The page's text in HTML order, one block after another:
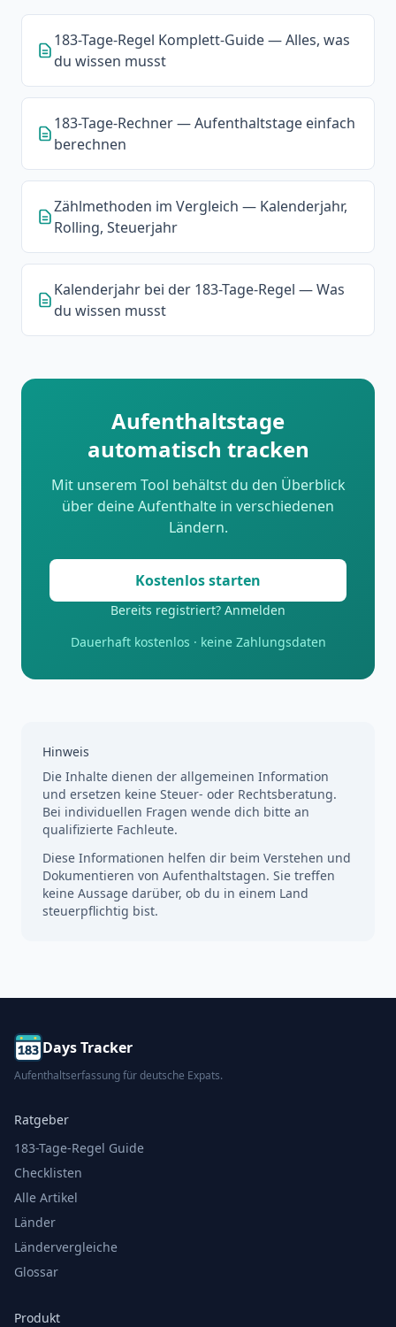
183-Tage-Regel Komplett-Guide — Alles, was
du wissen musst
183-Tage-Rechner — Aufenthaltstage einfach
berechnen
Zählmethoden im Vergleich — Kalenderjahr,
Rolling, Steuerjahr
Kalenderjahr bei der 183-Tage-Regel — Was
du wissen musst
Aufenthaltstage
automatisch tracken
Mit unserem Tool behältst du den Überblick
über deine Aufenthalte in verschiedenen
Ländern.
Kostenlos starten
Bereits registriert? Anmelden
Dauerhaft kostenlos · keine Zahlungsdaten
Hinweis
Die Inhalte dienen der allgemeinen Information
und ersetzen keine Steuer- oder Rechtsberatung.
Bei individuellen Fragen wende dich bitte an
qualifizierte Fachleute.
Diese Informationen helfen dir beim Verstehen und
Dokumentieren von Aufenthaltstagen. Sie treffen
keine Aussage darüber, ob du in einem Land
steuerpflichtig bist.
Days Tracker
Aufenthaltserfassung für deutsche Expats.
Ratgeber
183-Tage-Regel Guide
Checklisten
Alle Artikel
Länder
Ländervergleiche
Glossar
Produkt